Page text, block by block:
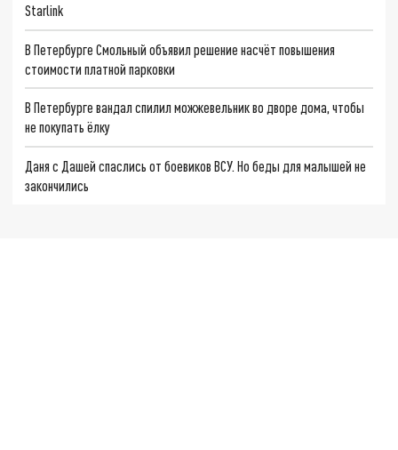
Starlink
В Петербурге Смольный объявил решение насчёт повышения
стоимости платной парковки
В Петербурге вандал спилил можжевельник во дворе дома, чтобы
не покупать ёлку
Даня с Дашей спаслись от боевиков ВСУ. Но беды для малышей не
закончились